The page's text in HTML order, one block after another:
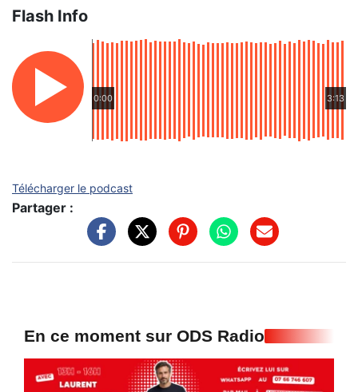
Flash Info
0:00 3:13
Télécharger le podcast
Partager :
En ce moment sur ODS Radio